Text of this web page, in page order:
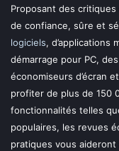
Proposant des
de confiance, sûre et
logiciels, d’applications
démarrage pour PC,
économiseurs d’écran
profiter de plus de 150
fonctionnalités telles
populaires, les revues
pratiques vous